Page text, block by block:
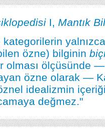
I, Mantık
kategorilerin
özne) bilginin
olması ölçüsünde
özne olarak —
idealizmin
değmez."